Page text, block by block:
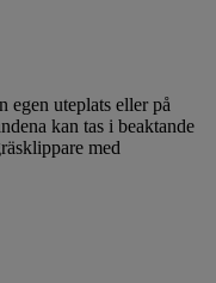
uteplats eller på
kan tas i beaktande
med